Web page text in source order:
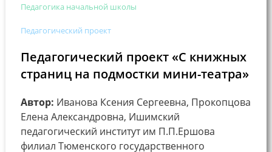
Педагогика начальной школы
Педагогический проект
Педагогический проект «С книжных
страниц на подмостки мини-театра»
Автор: Иванова Ксения Сергеевна, Прокопцова
Елена Александровна, Ишимский
педагогический институт им П.П.Ершова
филиал Тюменского государственного